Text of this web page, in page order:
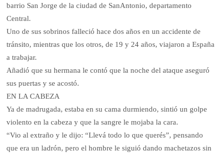
barrio San Jorge de la ciudad de SanAntonio, departamento
Central.
Uno de sus sobrinos falleció hace dos años en un accidente de
tránsito, mientras que los otros, de 19 y 24 años, viajaron a España
a trabajar.
Añadió que su hermana le contó que la noche del ataque aseguró
sus puertas y se acostó.
EN LA CABEZA
Ya de madrugada, estaba en su cama durmiendo, sintió un golpe
violento en la cabeza y que la sangre le mojaba la cara.
“Vio al extraño y le dijo: “Llevá todo lo que querés”, pensando
que era un ladrón, pero el hombre le siguió dando machetazos sin